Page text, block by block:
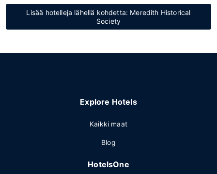
Lisää hotelleja lähellä kohdetta: Meredith Historical
Society
Explore Hotels
Kaikki maat
Blog
HotelsOne